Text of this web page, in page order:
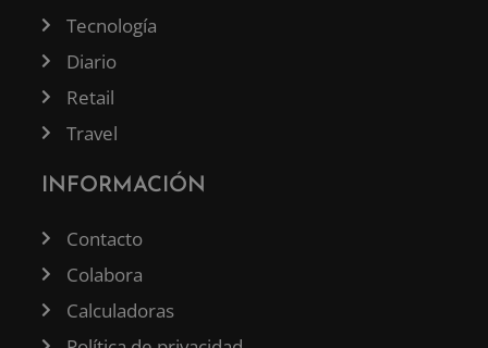
Tecnología
Diario
Retail
Travel
INFORMACIÓN
Contacto
Colabora
Calculadoras